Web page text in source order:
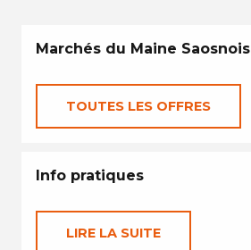
Marchés du Maine Saosnois
TOUTES LES OFFRES
Info pratiques
LIRE LA SUITE